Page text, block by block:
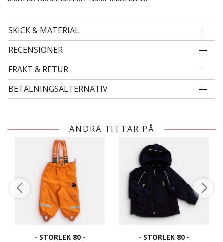
SKICK & MATERIAL
RECENSIONER
FRAKT & RETUR
BETALNINGSALTERNATIV
ANDRA TITTAR PÅ
- STORLEK 80 - - STORLEK 80 -